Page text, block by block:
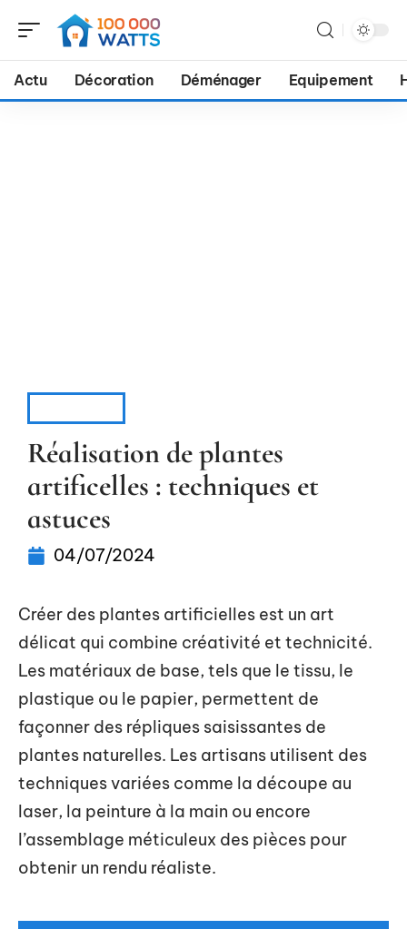
Actu Décoration Déménager Equipement
Réalisation de plantes
artificelles : techniques et
astuces
04/07/2024
Créer des plantes artificielles est un art
délicat qui combine créativité et technicité.
Les matériaux de base, tels que le tissu, le
plastique ou le papier, permettent de
façonner des répliques saisissantes de
plantes naturelles. Les artisans utilisent des
techniques variées comme la découpe au
laser, la peinture à la main ou encore
l’assemblage méticuleux des pièces pour
obtenir un rendu réaliste.